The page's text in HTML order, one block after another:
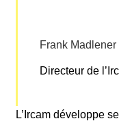
Frank Madlener
Directeur de
L’Ircam développe